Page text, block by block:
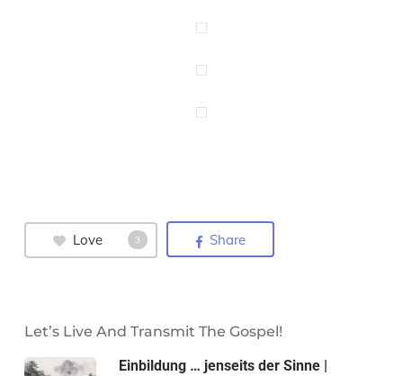
Love 3 Share
Let’s Live And Transmit The Gospel!
Einbildung … jenseits der Sinne |